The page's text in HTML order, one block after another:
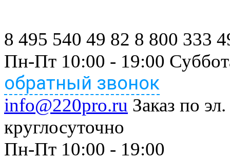
8 495 540 49 82 8 800 333
Пн-Пт 10:00 - 19:00
обратный звонок
info@220pro.ru Заказ по
круглосуточно
Пн-Пт 10:00 - 19:00